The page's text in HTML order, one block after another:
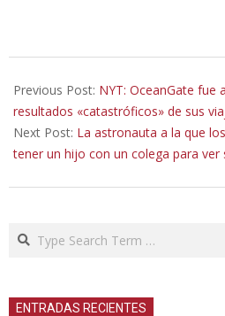
06-
21
Previous Post: NYT: OceanGate fue
resultados «catastróficos» de sus
Next Post: La astronauta a la que
tener un hijo con un colega para ver
Search
ENTRADAS RECIENTES